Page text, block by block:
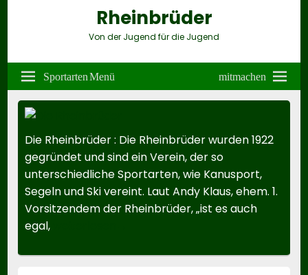
Rheinbrüder
Von der Jugend für die Jugend
Header
Right
Sidebar
Widget
Area
Sportarten Menü mitmachen
Die Rheinbrüder: Die Rheinbrüder wurden 1922
gegründet und sind ein Verein, der so
unterschiedliche Sportarten, wie Kanusport,
Segeln und Ski vereint. Laut Andy Klaus, ehem. 1.
Vorsitzendem der Rheinbrüder, „ist es auch
egal,